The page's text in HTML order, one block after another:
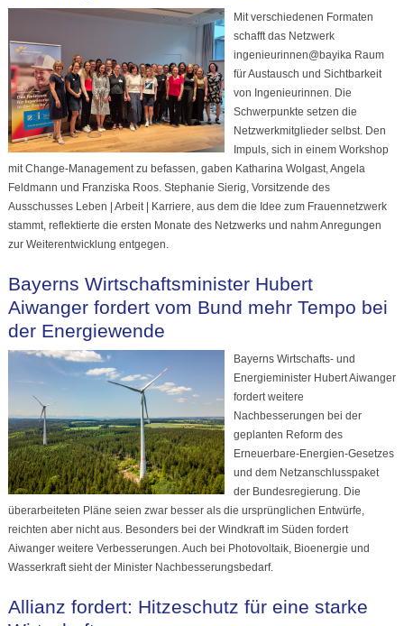
Mit verschiedenen Formaten
schafft das Netzwerk
ingenieurinnen@bayika Raum
für Austausch und Sichtbarkeit
von Ingenieurinnen. Die
Schwerpunkte setzen die
Netzwerkmitglieder selbst. Den
Impuls, sich in einem Workshop
mit Change-Management zu befassen, gaben Katharina Wolgast, Angela
Feldmann und Franziska Roos. Stephanie Sierig, Vorsitzende des
Ausschusses Leben | Arbeit | Karriere, aus dem die Idee zum Frauennetzwerk
stammt, reflektierte die ersten Monate des Netzwerks und nahm Anregungen
zur Weiterentwicklung entgegen.
Bayerns Wirtschaftsminister Hubert
Aiwanger fordert vom Bund mehr Tempo bei
der Energiewende
Bayerns Wirtschafts- und
Energieminister Hubert Aiwanger
fordert weitere
Nachbesserungen bei der
geplanten Reform des
Erneuerbare-Energien-Gesetzes
und dem Netzanschlusspaket
der Bundesregierung. Die
überarbeiteten Pläne seien zwar besser als die ursprünglichen Entwürfe,
reichten aber nicht aus. Besonders bei der Windkraft im Süden fordert
Aiwanger weitere Verbesserungen. Auch bei Photovoltaik, Bioenergie und
Wasserkraft sieht der Minister Nachbesserungsbedarf.
Allianz fordert: Hitzeschutz für eine starke